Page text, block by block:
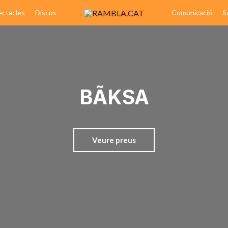
Discos Comunicació
BÃKSA
Veure preus